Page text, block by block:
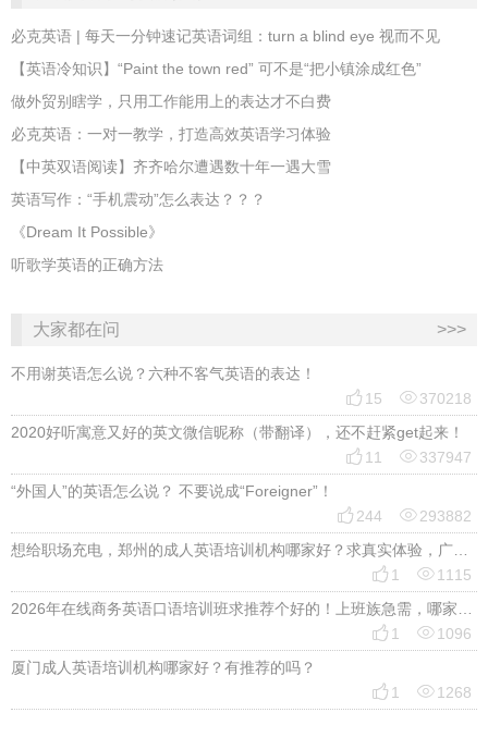
必克英语 | 每天一分钟速记英语词组：turn a blind eye 视而不见
​【英语冷知识】“Paint the town red” 可不是“把小镇涂成红色”
做外贸别瞎学，只用工作能用上的表达才不白费
必克英语：一对一教学，打造高效英语学习体验
【中英双语阅读】齐齐哈尔遭遇数十年一遇大雪
英语写作：“手机震动”怎么表达？？？
《Dream It Possible》
听歌学英语的正确方法
大家都在问 >>>
不用谢英语怎么说？六种不客气英语的表达！
 15 370218
2020好听寓意又好的英文微信昵称（带翻译），还不赶紧get起来！
 11 337947
“外国人”的英语怎么说？ 不要说成“Foreigner”！
 244 293882
想给职场充电，郑州的成人英语培训机构哪家好？求真实体验，广告勿扰，感谢！
 1 1115
2026年在线商务英语口语培训班求推荐个好的！上班族急需，哪家好？
 1 1096
厦门成人英语培训机构哪家好？有推荐的吗？
 1 1268